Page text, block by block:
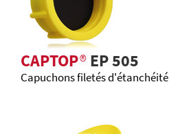
CAPTOP®EP 505
Capuchons filetés d'étanchéité